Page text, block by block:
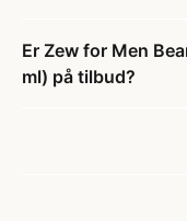
Er Zew for Men
ml) på tilbud?